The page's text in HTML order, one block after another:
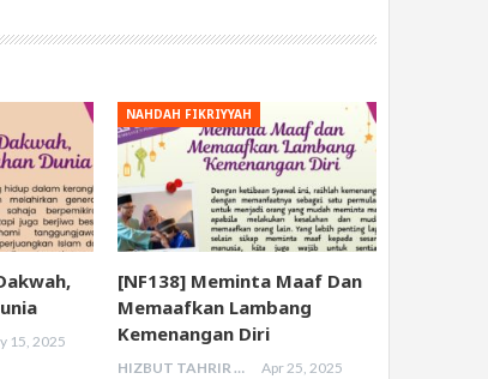
15, 2025
NAHDAH FIKRIYYAH
[NF138] Meminta Maaf Dan
Memaafkan Lambang
Kemenangan Diri
HIZBUT TAHRIR MALAYSIA Apr 25, 2025